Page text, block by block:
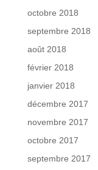
octobre 2018
septembre 2018
août 2018
février 2018
janvier 2018
décembre 2017
novembre 2017
octobre 2017
septembre 2017